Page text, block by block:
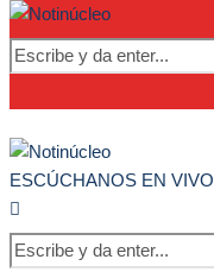
ESCÚCHANOS EN VIVO